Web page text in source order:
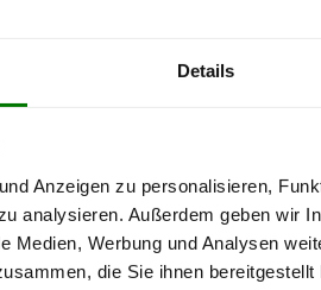
Details
Anzeigen zu personalisieren,
analysieren. Außerdem geben wir
Medien, Werbung und Analysen
die Sie ihnen